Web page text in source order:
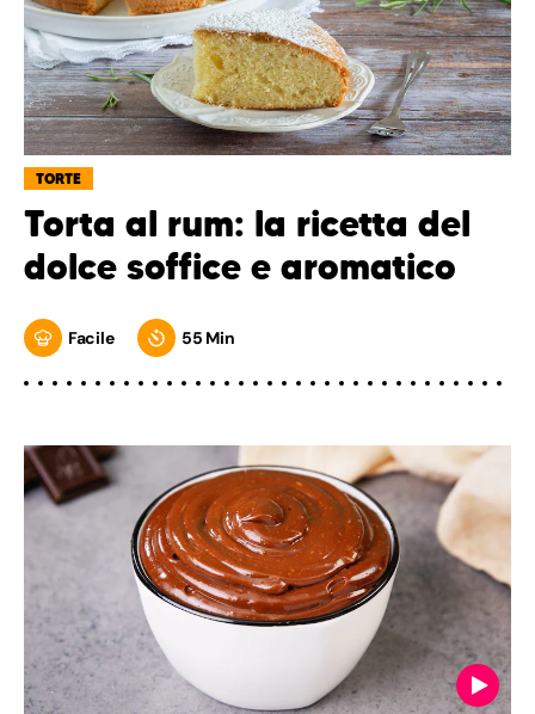
TORTE
Torta al rum: la ricetta del
dolce soffice e aromatico
Facile 55 Min